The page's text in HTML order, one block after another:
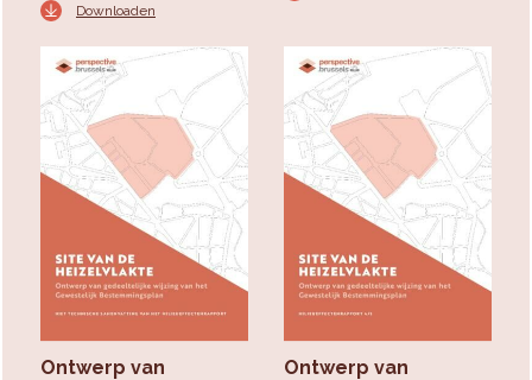
Downloaden
Ontwerp van
Ontwerp van